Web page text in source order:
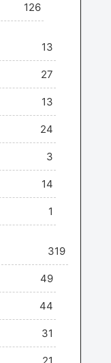
126
13
27
13
24
3
14
1
319
49
44
31